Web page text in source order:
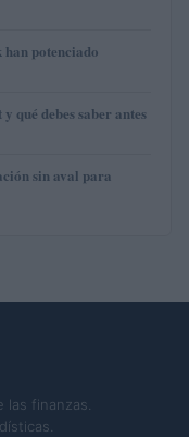
potenciado
qué debes saber antes
sin aval para
finanzas.